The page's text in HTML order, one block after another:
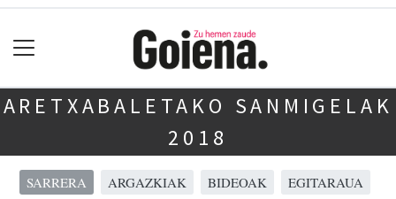
ARETXABALETAKO SANMIGELAK
2018
SARRERA ARGAZKIAK BIDEOAK EGITARAUA